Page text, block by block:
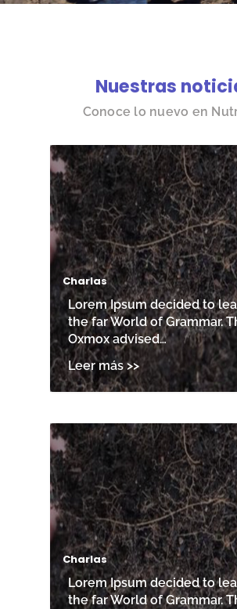
Nuestras
Conoce lo nuevo en
Charlas
Lorem Ipsum decided to
the far World of Grammar.
Oxmox advised…
Charlas
Lorem Ipsum decided to
the far World of Grammar.